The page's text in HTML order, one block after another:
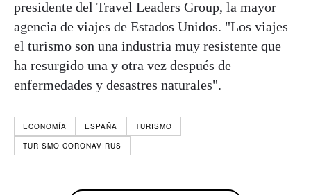
presidente del Travel Leaders Group, la mayor
agencia de viajes de Estados Unidos. "Los viajes
el turismo son una industria muy resistente que
ha resurgido una y otra vez después de
enfermedades y desastres naturales".
ECONOMÍA ESPAÑA
TURISMO
TURISMO CORONAVIRUS